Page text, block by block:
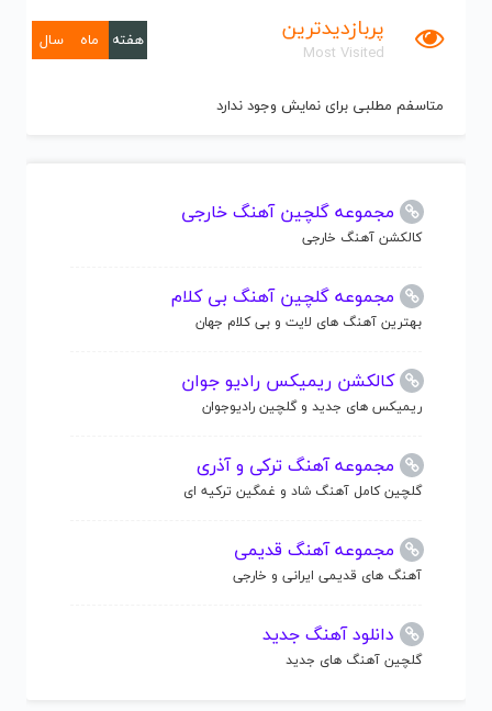
پربازدیدترین
Most Visited
هفته ماه سال
متاسفم مطلبی برای نمایش وجود ندارد
مجموعه گلچین آهنگ خارجی
کالکشن آهنگ خارجی
مجموعه گلچین آهنگ بی کلام
بهترین آهنگ های لایت و بی کلام جهان
کالکشن ریمیکس رادیو جوان
ریمیکس های جدید و گلچین رادیوجوان
مجموعه آهنگ ترکی و آذری
گلچین کامل آهنگ شاد و غمگین ترکیه ای
مجموعه آهنگ قدیمی
آهنگ های قدیمی ایرانی و خارجی
دانلود آهنگ جدید
گلچین آهنگ های جدید